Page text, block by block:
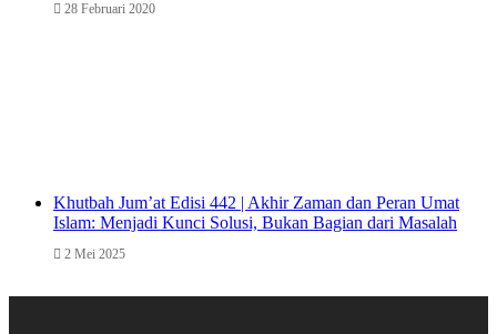
28 Februari 2020
Khutbah Jum’at Edisi 442 | Akhir Zaman dan Peran Umat
Islam: Menjadi Kunci Solusi, Bukan Bagian dari Masalah
2 Mei 2025